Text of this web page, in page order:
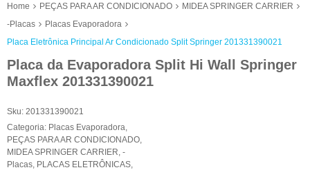
Home PEÇAS PARA AR CONDICIONADO
MIDEA SPRINGER CARRIER
-Placas
Placas Evaporadora
Placa Eletrônica Principal Ar Condicionado Split Springer 201331390021
Placa da Evaporadora Split Hi Wall Springer
Maxflex 201331390021
Sku: 201331390021
Categoria: Placas Evaporadora
PEÇAS PARA AR CONDICIONADO
MIDEA SPRINGER CARRIER -
Placas PLACAS ELETRÔNICAS